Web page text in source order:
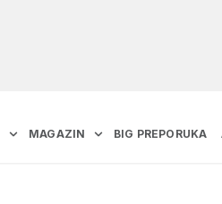
MAGAZIN BIG PREPORUKA